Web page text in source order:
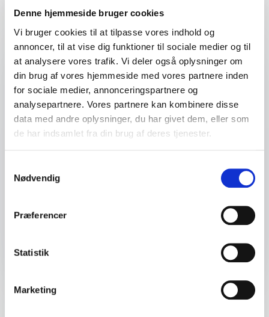
Denne hjemmeside bruger cookies
Vi bruger cookies til at tilpasse vores indhold og
annoncer, til at vise dig funktioner til sociale medier og til
at analysere vores trafik. Vi deler også oplysninger om
din brug af vores hjemmeside med vores partnere inden
for sociale medier, annonceringspartnere og
analysepartnere. Vores partnere kan kombinere disse
data med andre oplysninger, du har givet dem, eller som
de har indsamlet fra din brug af deres tjenester.
Nødvendig
Præferencer
Statistik
Marketing
E-mail *
Dit telefonnummer
Firma / Organisation